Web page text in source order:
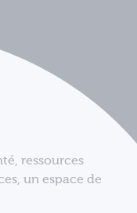
ressources
un espace de